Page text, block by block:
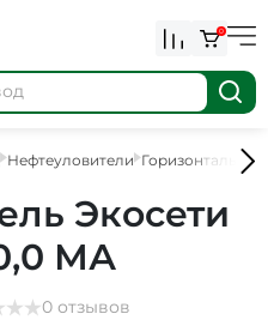
0
Нефтеуловители
Экосети
МА
0 отзывов